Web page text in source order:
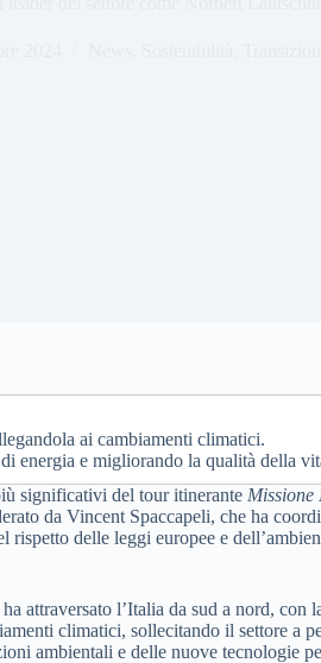
ai cambiamenti climatici.
energia e migliorando la qualità della
significativi del tour itinerante Missione
da Vincent Spaccapeli, che ha
delle leggi europee e
attraversato l’Italia da sud a nord,
climatici, sollecitando il settore a
ambientali e delle nuove tecnologie